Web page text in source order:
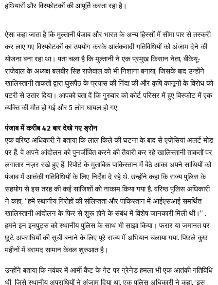
हथियारों और विस्फोटकों की आपूर्ति करता रहा है।
ऐसा कहा जाता है कि मुल्तानी पंजाब और भारत के अन्य हिस्सों में सीमा पार से तस्करी
कर लाए गए विस्फोटकों का उपयोग करके आतंकवादी गतिविधियों को अंजाम देने की
योजना बना रहा था। पता चला है कि मुल्तानी ने एक प्रमुख किसान नेता, बीकेयू-
राजेवाल के अध्यक्ष बलबीर सिंह राजेवाल को भी निशाना बनाया, जिसके बाद उन्होंने
खालिस्तानी ताकतों द्वारा घुसपैठ के प्रयास की निंदा की और कृषि कानूनों के विरोध को
पटरी से उतार दिया। आपको बता दें कि गुरुवार को कोर्ट परिसर में हुए विस्फोट में एक
व्यक्ति की मौत हो गई और 5 लोग घायल हो गए.
पंजाब में करीब 42 बार देखे गए ड्रोन
एक वरिष्ठ अधिकारी ने बताया कि लाल किले की घटना के बाद से एजेंसियां ​​अलर्ट मोड
पर हैं. वे अपने आंदोलन को पुनर्जीवित करने की तैयारी कर रहे खालिस्तानी ताकतों पर
लगातार नज़र रखे हुए हैं. रिपोर्ट के मुताबिक पाकिस्तान में बैठे आका अपने साथियों को
पंजाब में आतंकी गतिविधियों के लिए निर्देश दे रहे थे. उन्होंने कहा कि राज्य पुलिस के
सहयोग से इस तरह की कई साजिशों को नाकाम किया गया है. वरिष्ठ पुलिस अधिकारी
ने कहा, “हमें स्थानीय गिरोहों की संलिप्तता और पाकिस्तान में आईएसआई समर्थित
खालिस्तानी आंदोलन के फिर से शुरू होने के संबंध में विशेष जानकारी मिली थी।” .
हमने इन इनपुट्स को स्थानीय पुलिस के साथ भी साझा किया। फरार या जमानत पर
छूटे अपराधियों की सूची बनाने के लिए पूरे राज्य में अभियान चलाया गया. पिछले कुछ
महीनों में बरामद सामान केवल शुरुआत है।
उन्होंने बताया कि नवंबर में आर्मी कैंट के गेट पर ग्रेनेड हमला भी एक आतंकी गतिविधि
थी, जिसे स्थानीय अपराधियों ने अंजाम दिया था. एक पुलिस अधिकारी ने कहा, ‘इस